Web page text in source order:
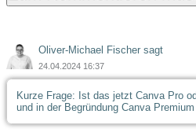
Oliver-Michael Fischer sagt
24.04.2024 16:37
Kurze Frage: Ist das jetzt Canva Pro
und in der Begründung Canva